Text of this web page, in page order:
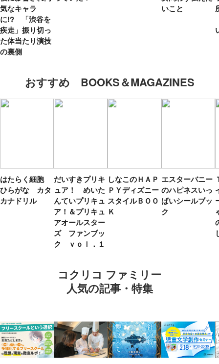
気なキャラ
に!? 「渋谷を
疾走」振り切っ
た体当たり演技
の裏側
いこと
おすすめ BOOKS＆MAGAZINES
はたらく細胞
ひらがな カタ
カナドリル
だいすきプリキ
ュア！ めいた
んていプリキュ
ア！＆プリキュ
アオールスター
ズ ファンブッ
ク ｖｏｌ．１
しなこのＨＡＰ
ＰＹディズニー
スタイルＢＯＯ
Ｋ
エスターバニー
のハピネスいっ
ぱいシールブッ
ク
コクリコ ファミリー
人気の記事・特集